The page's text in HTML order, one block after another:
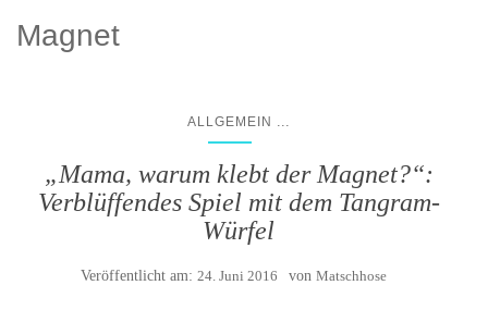
Magnet
ALLGEMEIN
„Mama, warum klebt der Magnet?“:
Verblüffendes Spiel mit dem Tangram-
Würfel
Veröffentlicht am: 24. Juni 2016 von Matschhose